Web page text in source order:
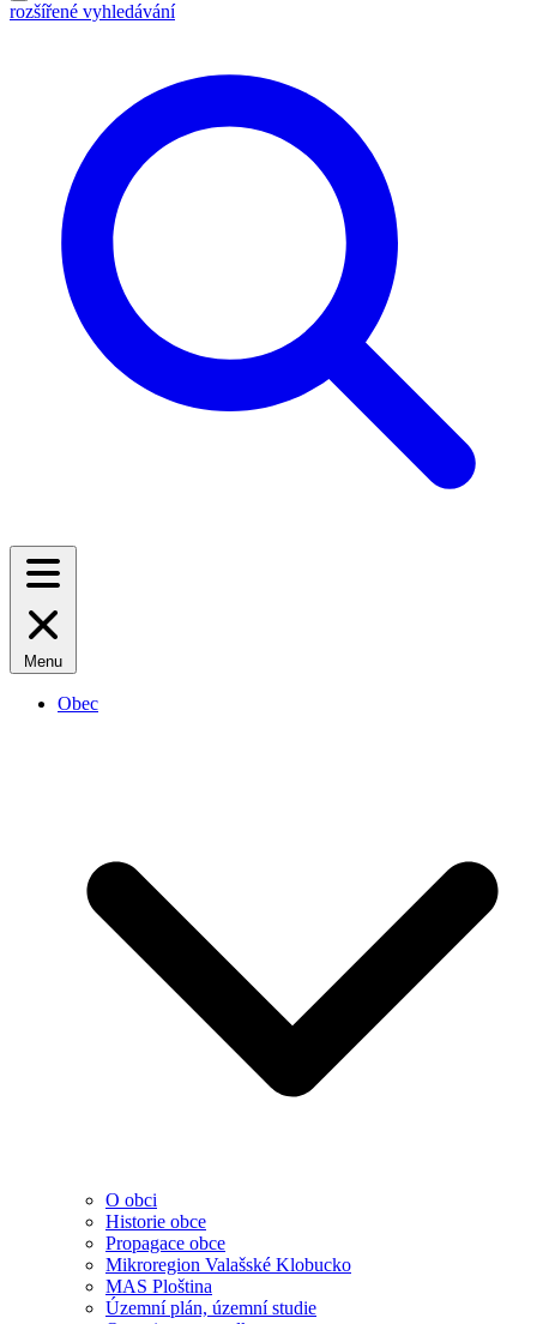
rozšířené vyhledávání
Menu
Obec
O obci
Historie obce
Propagace obce
Mikroregion Valašské Klobucko
MAS Ploština
Územní plán, územní studie